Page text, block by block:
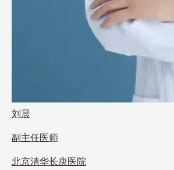
刘晨
副主任医师
北京清华长庚医院